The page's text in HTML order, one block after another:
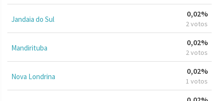
Jandaia do Sul
0,02%
2 votos
Mandirituba
0,02%
2 votos
Nova Londrina
0,02%
1 votos